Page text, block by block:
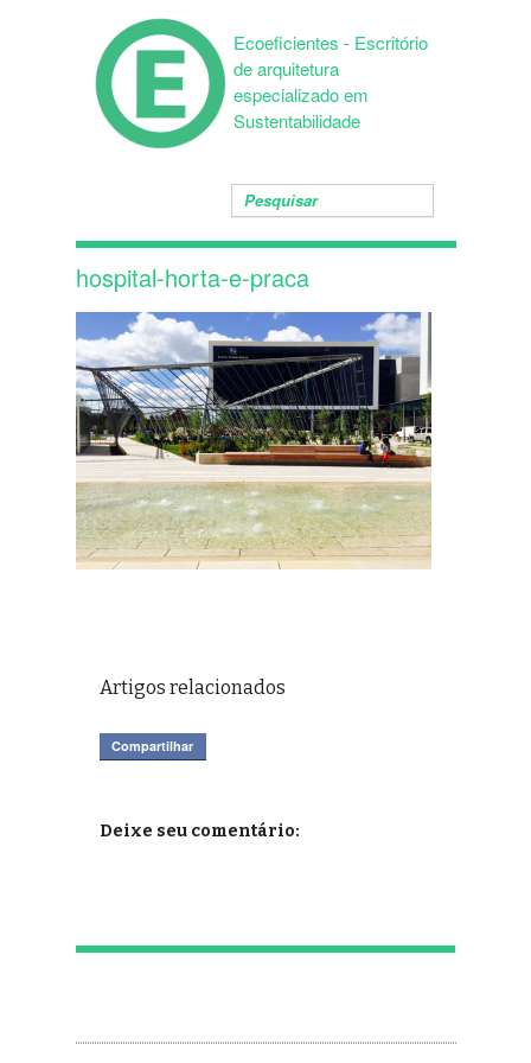
Ecoeficientes - Escritório
de arquitetura
especializado em
Sustentabilidade
hospital-horta-e-praca
Artigos relacionados
Compartilhar
Deixe seu comentário: